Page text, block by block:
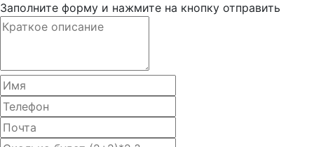
Заполните форму и нажмите на кнопку отправить